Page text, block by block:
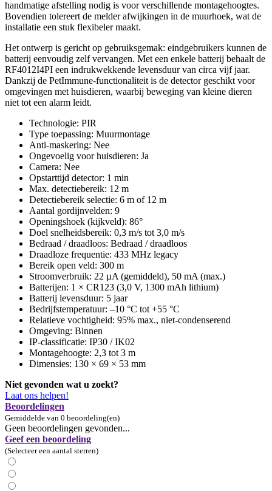
handmatige afstelling nodig is voor verschillende montagehoogtes.
Bovendien tolereert de melder afwijkingen in de muurhoek, wat de
installatie een stuk flexibeler maakt.
Het ontwerp is gericht op gebruiksgemak: eindgebruikers kunnen de
batterij eenvoudig zelf vervangen. Met een enkele batterij behaalt de
RF4012I4PI een indrukwekkende levensduur van circa vijf jaar.
Dankzij de PetImmune-functionaliteit is de detector geschikt voor
omgevingen met huisdieren, waarbij beweging van kleine dieren
niet tot een alarm leidt.
Technologie: PIR
Type toepassing: Muurmontage
Anti-maskering: Nee
Ongevoelig voor huisdieren: Ja
Camera: Nee
Opstarttijd detector: 1 min
Max. detectiebereik: 12 m
Detectiebereik selectie: 6 m of 12 m
Aantal gordijnvelden: 9
Openingshoek (kijkveld): 86°
Doel snelheidsbereik: 0,3 m/s tot 3,0 m/s
Bedraad / draadloos: Bedraad / draadloos
Draadloze frequentie: 433 MHz legacy
Bereik open veld: 300 m
Stroomverbruik: 22 µA (gemiddeld), 50 mA (max.)
Batterijen: 1 × CR123 (3,0 V, 1300 mAh lithium)
Batterij levensduur: 5 jaar
Bedrijfstemperatuur: –10 °C tot +55 °C
Relatieve vochtigheid: 95% max., niet-condenserend
Omgeving: Binnen
IP-classificatie: IP30 / IK02
Montagehoogte: 2,3 tot 3 m
Dimensies: 130 × 69 × 53 mm
Niet gevonden wat u zoekt?
Laat ons helpen!
Beoordelingen
Gemiddelde van 0 beoordeling(en)
Geen beoordelingen gevonden...
Geef een beoordeling
(Selecteer een aantal sterren)